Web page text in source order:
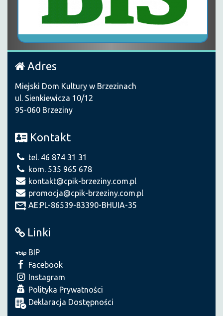
Adres
Miejski Dom Kultury w Brzezinach
ul. Sienkiewicza 10/12
95-060 Brzeziny
Kontakt
tel. 46 874 31 31
kom. 535 965 678
kontakt@cpik-brzeziny.com.pl
promocja@cpik-brzeziny.com.pl
AE:PL-86539-83390-BHUIA-35
Linki
BIP
Facebook
Instagram
Polityka Prywatności
Deklaracja Dostępności